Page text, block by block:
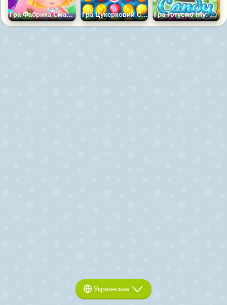
Гра Фабрика Смачних Цукерок Гра Цукерковий Світ: Бомба Гра Готуємо Їжу: Фабрика Цукерок
Українська